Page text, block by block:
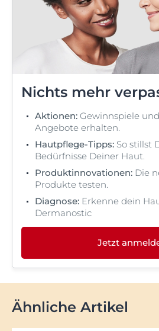
Nichts mehr
Aktionen: Gewinnspiele
Angebote erhalten.
Hautpflege-Tipps: So stillst
Bedürfnisse Deiner Haut.
Produktinnovationen: Die
Produkte testen.
Diagnose: Erkenne dein
Dermanostic
Jetzt
Ähnliche Artikel